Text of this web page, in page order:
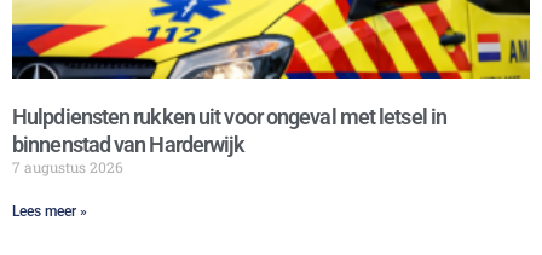
Hulpdiensten rukken uit voor ongeval met letsel in
binnenstad van Harderwijk
7 augustus 2026
Lees meer »